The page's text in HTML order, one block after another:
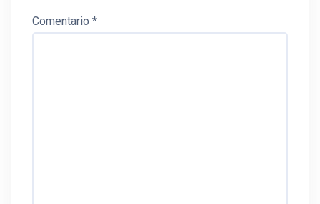
Comentario *